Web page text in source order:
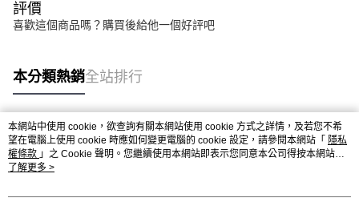
評價
喜歡這個商品嗎？購買後給他一個好評吧
本分類熱銷全站排行
熱門標籤
本網站中使用 cookie，欲查詢有關本網站使用 cookie 方式之詳情，及若您不希
望在電腦上使用 cookie 時應如何變更電腦的 cookie 設定，請參閱本網站「 隱私
權條款 」之 Cookie 聲明。您繼續使用本網站即表示您同意本公司得按本網站使
用條款之 Cookie 聲明使用 cookie。
了解更多 >